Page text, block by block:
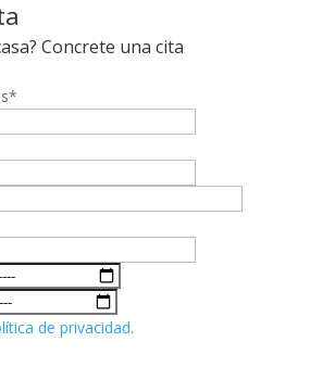
Concrete una cita
de privacidad.